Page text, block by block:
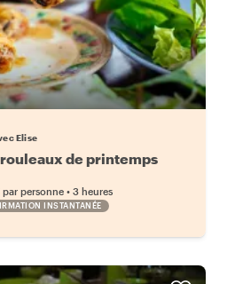
Elise
de printemps
par personne • 3 heures
INSTANTANÉE